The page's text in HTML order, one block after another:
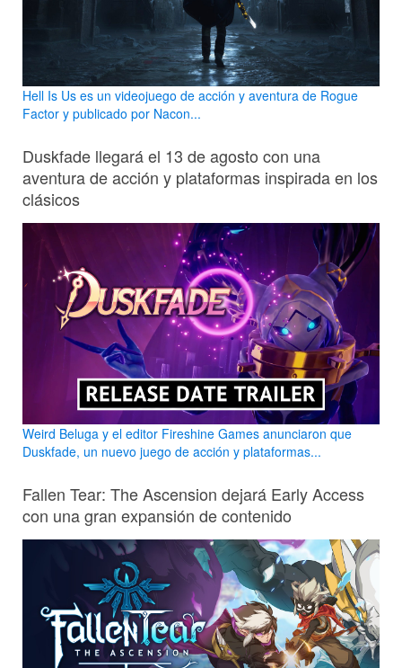
Hell Is Us es un videojuego de acción y aventura de Rogue
Factor y publicado por Nacon...
Duskfade llegará el 13 de agosto con una
aventura de acción y plataformas inspirada en los
clásicos
Weird Beluga y el editor Fireshine Games anunciaron que
Duskfade, un nuevo juego de acción y plataformas...
Fallen Tear: The Ascension dejará Early Access
con una gran expansión de contenido